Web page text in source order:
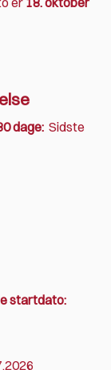
dage: Sidste
startdato: